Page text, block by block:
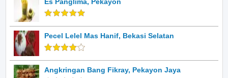
Pecel Lelel Mas Hanif, Bekasi Selatan
Angkringan Bang Fikray, Pekayon Jaya